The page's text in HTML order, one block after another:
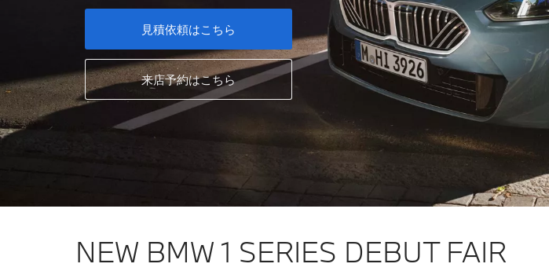
見積依頼はこちら
来店予約はこちら
NEW BMW 1 SERIES DEBUT FAIR